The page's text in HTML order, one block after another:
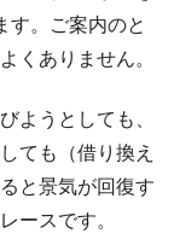
している都道
？
利騎手がもら
す。ご案内のと
くありません。
ようとしても、
ても（借り換え
と景気が回復す
ースです。